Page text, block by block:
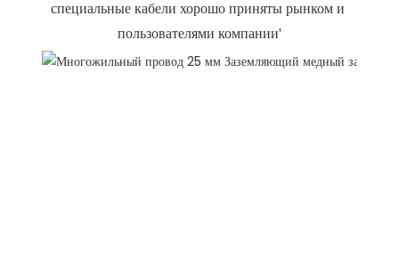
специальные кабели хорошо приняты рынком и